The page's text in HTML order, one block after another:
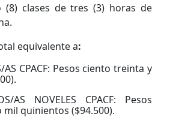
(8) clases de tres (3) horas de
equivalente a:
AS CPACF: Pesos ciento treinta y
AS NOVELES CPACF: Pesos
quinientos ($94.500).